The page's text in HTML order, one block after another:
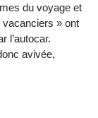
du voyage et
» ont
l’autocar.
avivée,